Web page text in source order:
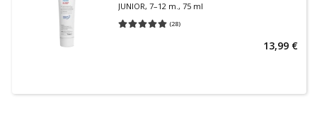
JUNIOR, 7–12 m., 75 ml
(28)
Vidutinis įvertinimas 5.00
13,99 €